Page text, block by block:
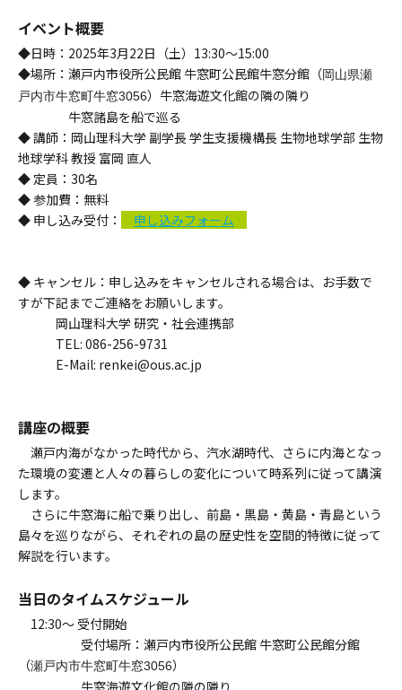
イベント概要
◆日時：2025年3月22日（土）13:30～15:00
◆場所：瀬戸内市役所公民館 牛窓町公民館牛窓分館（岡山県瀬
戸内市牛窓町牛窓3056） 牛窓海遊文化館の隣の隣り
牛窓諸島を船で巡る
◆ 講師：岡山理科大学 副学長 学生支援機構長 生物地球学部 生物
地球学科 教授 富岡 直人
◆ 定員：30名
◆ 参加費：無料
◆ 申し込み受付：
申し込みフォーム
◆ キャンセル：申し込みをキャンセルされる場合は、お手数で
すが下記までご連絡をお願いします。
岡山理科大学 研究・社会連携部
TEL: 086-256-9731
E-Mail: renkei@ous.ac.jp
講座の概要
瀬戸内海がなかった時代から、汽水湖時代、さらに内海となっ
た環境の変遷と人々の暮らしの変化について時系列に従って講演
します。
さらに牛窓海に船で乗り出し、前島・黒島・黄島・青島という
島々を巡りながら、それぞれの島の歴史性を空間的特徴に従って
解説を行います。
当日のタイムスケジュール
12:30～ 受付開始
受付場所：瀬戸内市役所公民館 牛窓町公民館分館
（瀬戸内市牛窓町牛窓3056）
牛窓海遊文化館の隣の隣り